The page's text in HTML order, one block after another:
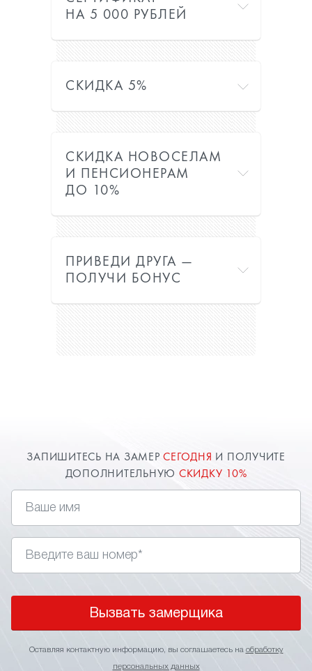
НА 5 000 РУБЛЕЙ
СКИДКА 5%
СКИДКА НОВОСЕЛАМ
И ПЕНСИОНЕРАМ
ДО 10%
ПРИВЕДИ ДРУГА —
ПОЛУЧИ БОНУС
ЗАПИШИТЕСЬ НА ЗАМЕРСЕГОДНЯ И ПОЛУЧИТЕ
ДОПОЛНИТЕЛЬНУЮ СКИДКУ 10%
Вызвать замерщика
Оставляя контактную информацию, вы соглашаетесь на обработку
персональных данных